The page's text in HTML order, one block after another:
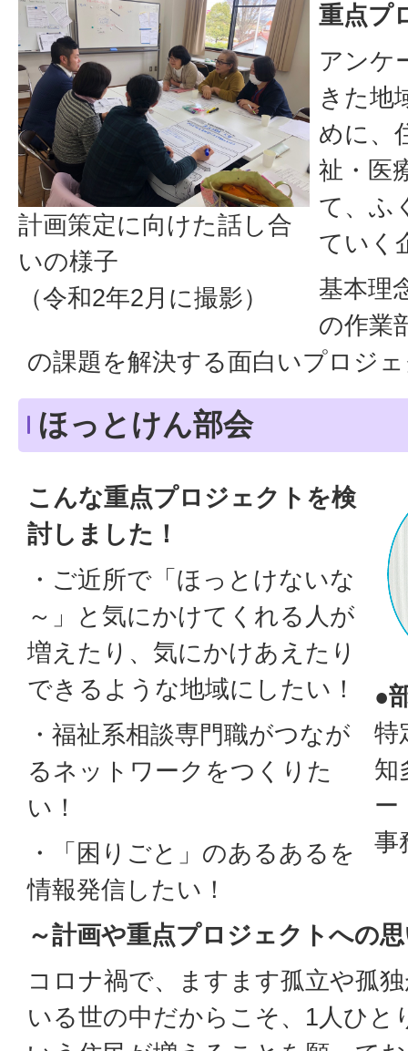
計画策定に向けた話し合
いの様子
（令和2年2月に撮影）
重点プ
アンケ
きた地
めに、
祉・医
て、ふ
ていく
基本理
の作業
の課題を解決する面白いプロジ
ほっとけん部会
●
特
知
ー
事
こんな重点プロジェクトを検
討しました！
・ご近所で「ほっとけないな
～」と気にかけてくれる人が
増えたり、気にかけあえたり
できるような地域にしたい！
・福祉系相談専門職がつなが
るネットワークをつくりた
い！
・「困りごと」のあるあるを
情報発信したい！
～計画や重点プロジェクトへの
コロナ禍で、ますます孤立や孤
いる世の中だからこそ、1人ひと